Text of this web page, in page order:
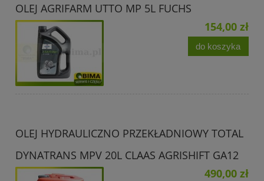
OLEJ AGRIFARM UTTO MP 5L FUCHS
154,00 zł
do koszyka
OLEJ HYDRAULICZNO PRZEKŁADNIOWY TOTAL
DYNATRANS MPV 20L CLAAS AGRISHIFT GA12
490,00 zł